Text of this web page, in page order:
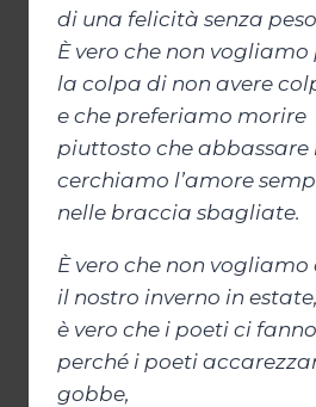
di una felicità senza
È vero che non
la colpa di non avere
e che preferiamo morire
piuttosto che abbassare
cerchiamo l’amore
nelle braccia sbagliate.
È vero che non
il nostro inverno in estate,
è vero che i poeti ci
perché i poeti
gobbe,